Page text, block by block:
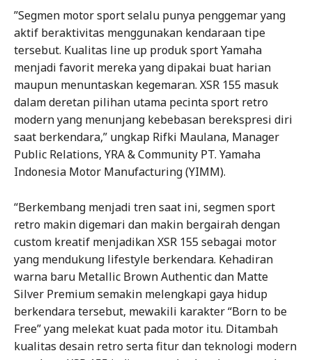
”Segmen motor sport selalu punya penggemar yang
aktif beraktivitas menggunakan kendaraan tipe
tersebut. Kualitas line up produk sport Yamaha
menjadi favorit mereka yang dipakai buat harian
maupun menuntaskan kegemaran. XSR 155 masuk
dalam deretan pilihan utama pecinta sport retro
modern yang menunjang kebebasan berekspresi diri
saat berkendara,” ungkap Rifki Maulana, Manager
Public Relations, YRA & Community PT. Yamaha
Indonesia Motor Manufacturing (YIMM).
“Berkembang menjadi tren saat ini, segmen sport
retro makin digemari dan makin bergairah dengan
custom kreatif menjadikan XSR 155 sebagai motor
yang mendukung lifestyle berkendara. Kehadiran
warna baru Metallic Brown Authentic dan Matte
Silver Premium semakin melengkapi gaya hidup
berkendara tersebut, mewakili karakter “Born to be
Free” yang melekat kuat pada motor itu. Ditambah
kualitas desain retro serta fitur dan teknologi modern